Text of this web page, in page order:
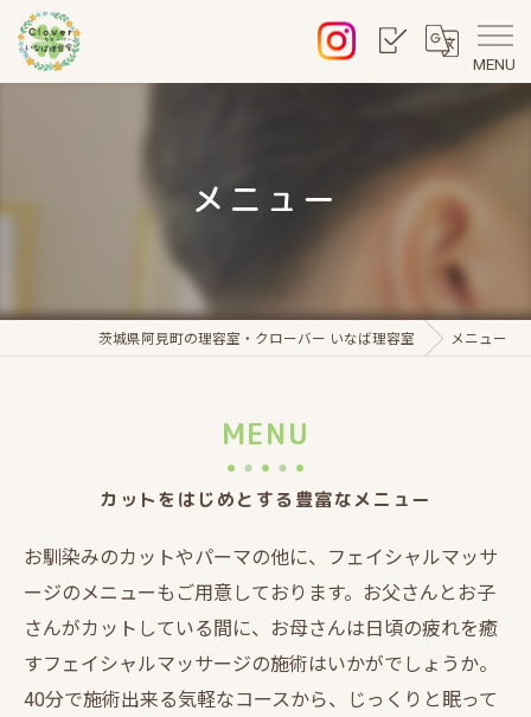
MENU
メニュー
茨城県阿見町の理容室・クローバー いなば理容室 メニュー
カットをはじめとする豊富なメニュー
MENU
お馴染みのカットやパーマの他に、フェイシャルマッサ
ージのメニューもご用意しております。お父さんとお子
さんがカットしている間に、お母さんは日頃の疲れを癒
すフェイシャルマッサージの施術はいかがでしょうか。
40分で施術出来る気軽なコースから、じっくりと眠って